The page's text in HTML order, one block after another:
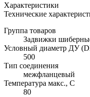
Характеристики
Технические
Группа товаров
Задвижки
Условный диаметр ДУ
500
Тип соединения
межфланцевый
Температура макс., С
80